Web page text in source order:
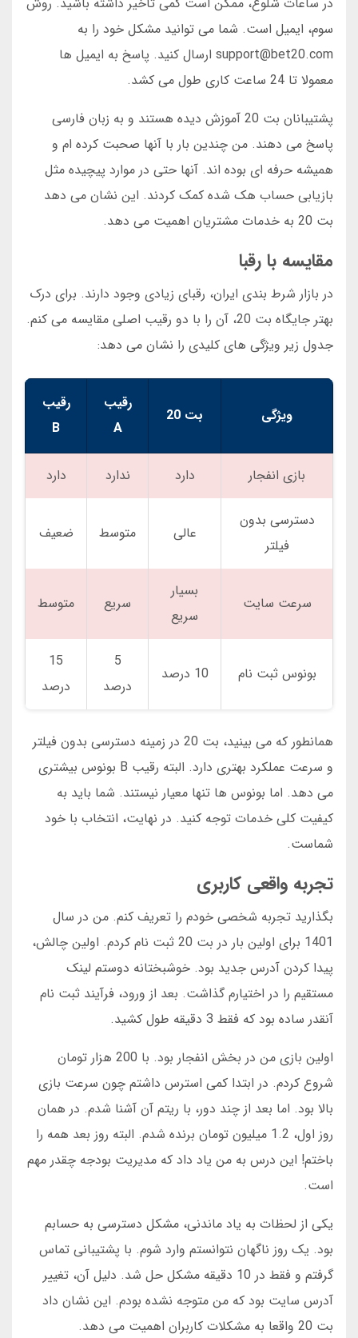
سوم، ایمیل است. شما می توانید مشکل خود را به
support@bet20.com ارسال کنید. پاسخ به ایمیل ها
معمولا تا 24 ساعت کاری طول می کشد.
پشتیبانان بت 20 آموزش دیده هستند و به زبان فارسی
پاسخ می دهند. من چندین بار با آنها صحبت کرده ام و
همیشه حرفه ای بوده اند. آنها حتی در موارد پیچیده مثل
بازیابی حساب هک شده کمک کردند. این نشان می دهد
بت 20 به خدمات مشتریان اهمیت می دهد.
مقایسه با رقبا
در بازار شرط بندی ایران، رقبای زیادی وجود دارند. برای درک
بهتر جایگاه بت 20، آن را با دو رقیب اصلی مقایسه می کنم.
جدول زیر ویژگی های کلیدی را نشان می دهد:
ویژگی بت 20
رقیب
A
رقیب
B
بازی انفجار دارد ندارد دارد
دسترسی بدون
فیلتر
عالی متوسط ضعیف
سرعت سایت
بسیار
سریع
سریع متوسط
بونوس ثبت نام 10 درصد
5
درصد
15
درصد
همانطور که می بینید، بت 20 در زمینه دسترسی بدون فیلتر
و سرعت عملکرد بهتری دارد. البته رقیب B بونوس بیشتری
می دهد. اما بونوس ها تنها معیار نیستند. شما باید به
کیفیت کلی خدمات توجه کنید. در نهایت، انتخاب با خود
شماست.
تجربه واقعی کاربری
بگذارید تجربه شخصی خودم را تعریف کنم. من در سال
1401 برای اولین بار در بت 20 ثبت نام کردم. اولین چالش،
پیدا کردن آدرس جدید بود. خوشبختانه دوستم لینک
مستقیم را در اختیارم گذاشت. بعد از ورود، فرآیند ثبت نام
آنقدر ساده بود که فقط 3 دقیقه طول کشید.
اولین بازی من در بخش انفجار بود. با 200 هزار تومان
شروع کردم. در ابتدا کمی استرس داشتم چون سرعت بازی
بالا بود. اما بعد از چند دور، با ریتم آن آشنا شدم. در همان
روز اول، 1.2 میلیون تومان برنده شدم. البته روز بعد همه را
باختم! این درس به من یاد داد که مدیریت بودجه چقدر مهم
است.
یکی از لحظات به یاد ماندنی، مشکل دسترسی به حسابم
بود. یک روز ناگهان نتوانستم وارد شوم. با پشتیبانی تماس
گرفتم و فقط در 10 دقیقه مشکل حل شد. دلیل آن، تغییر
آدرس سایت بود که من متوجه نشده بودم. این نشان داد
بت 20 واقعا به مشکلات کاربران اهمیت می دهد.